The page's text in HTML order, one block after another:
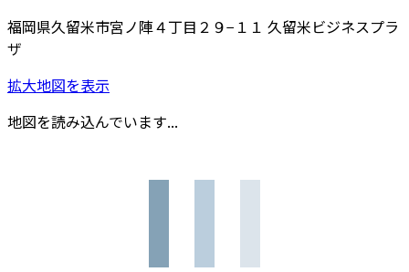
福岡県久留米市宮ノ陣４丁目２９−１１ 久留米ビジネスプラ
ザ
拡大地図を表示
地図を読み込んでいます...